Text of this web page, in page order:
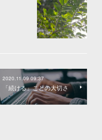
2020.11.09 09:37
「続ける」ことの大切さ